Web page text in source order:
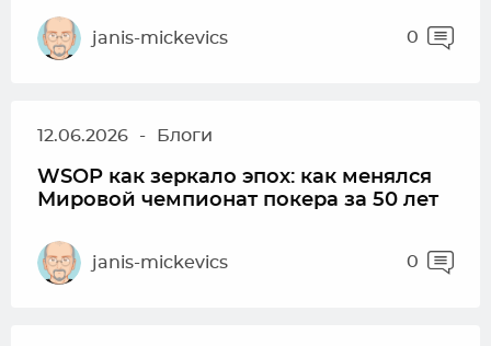
janis-mickevics 0
12.06.2026 - Блоги
WSOP как зеркало эпох: как менялся
Мировой чемпионат покера за 50 лет
janis-mickevics 0